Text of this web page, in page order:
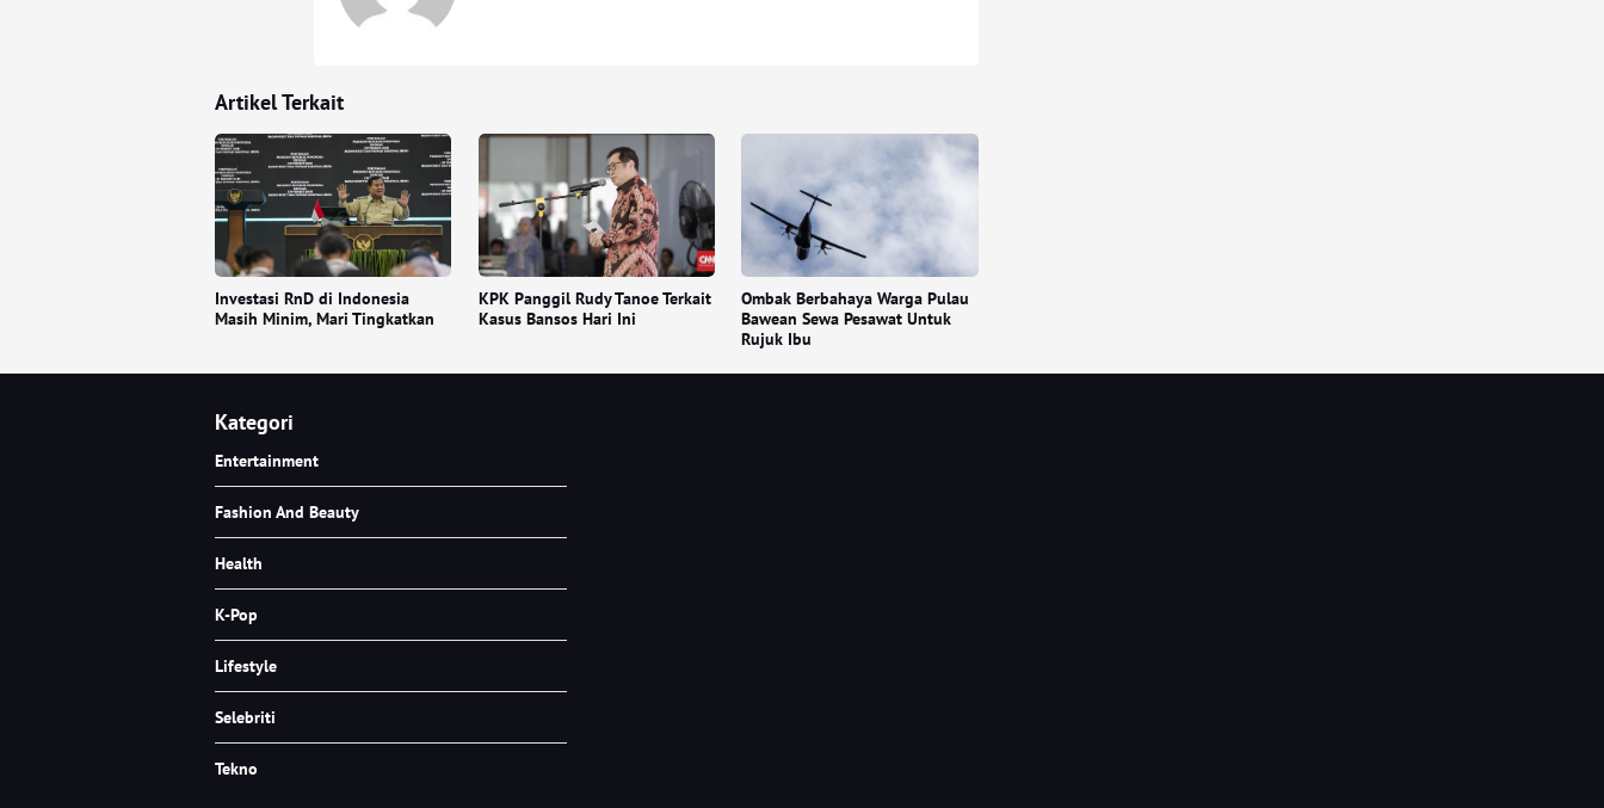
Artikel Terkait
Investasi RnD di Indonesia
Masih Minim, Mari Tingkatkan
KPK Panggil Rudy Tanoe Terkait
Kasus Bansos Hari Ini
Ombak Berbahaya Warga Pulau
Bawean Sewa Pesawat Untuk
Rujuk Ibu
Kategori
Entertainment
Fashion And Beauty
Health
K-Pop
Lifestyle
Selebriti
Tekno